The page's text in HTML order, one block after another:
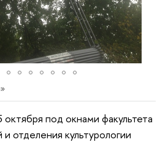
под окнами факультета
отделения культурологии